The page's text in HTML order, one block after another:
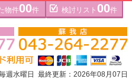
物件00件 検討リスト 00件
週水曜日 最終更新：2026年08月07日